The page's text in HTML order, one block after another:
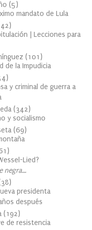
(5)
mandato de Lula
42)
| Lecciones para
(101 )
de la Impudicia
)
y criminal de guerra a
(342)
y socialismo
(69)
)
Lied?
negra…
38)
presidenta
después
(192)
de resistencia